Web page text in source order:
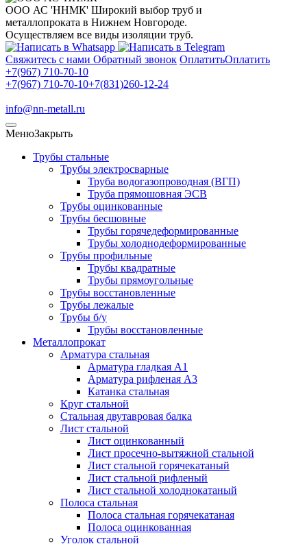
ООО АС 'ННМК' Широкий выбор труб и
металлопроката в Нижнем Новгороде.
Осуществляем все виды изоляции труб.
Свяжитесь с нами Обратный звонок ОплатитьОплатить
+7(967) 710-70-10
+7(967) 710-70-10+7(831)260-12-24
info@nn-metall.ru
МенюЗакрыть
Трубы стальные
Трубы электросварные
Труба водогазопроводная (ВГП)
Труба прямошовная ЭСВ
Трубы оцинкованные
Трубы бесшовные
Трубы горячедеформированные
Трубы холоднодеформированные
Трубы профильные
Трубы квадратные
Трубы прямоугольные
Трубы восстановленные
Трубы лежалые
Трубы б/у
Трубы восстановленные
Металлопрокат
Арматура стальная
Арматура гладкая А1
Арматура рифленая А3
Катанка стальная
Круг стальной
Стальная двутавровая балка
Лист стальной
Лист оцинкованный
Лист просечно-вытяжной стальной
Лист стальной горячекатаный
Лист стальной рифленый
Лист стальной холоднокатаный
Полоса стальная
Полоса стальная горячекатаная
Полоса оцинкованная
Уголок стальной